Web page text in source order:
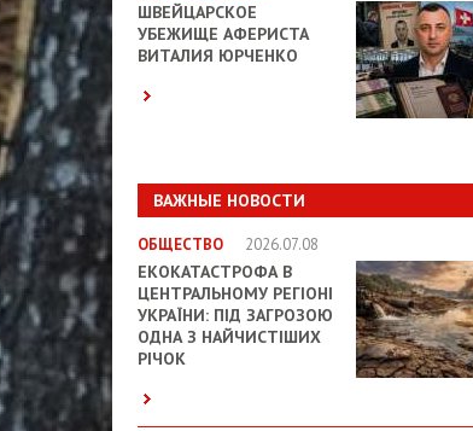
ШВЕЙЦАРСКОЕ
УБЕЖИЩЕ АФЕРИСТА
ВИТАЛИЯ ЮРЧЕНКО
ВАЖНЫЕ НОВОСТИ
ОБЩЕСТВО 2026.07.08
ЕКОКАТАСТРОФА В
ЦЕНТРАЛЬНОМУ РЕГІОНІ
УКРАЇНИ: ПІД ЗАГРОЗОЮ
ОДНА З НАЙЧИСТІШИХ
РІЧОК